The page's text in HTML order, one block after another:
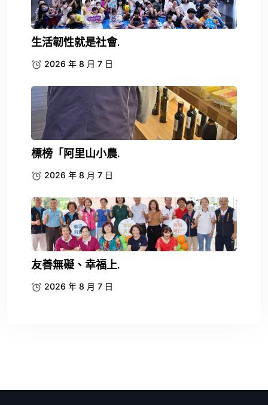
生活韌性就是社會.
2026 年 8 月 7 日
標榜「阿里山小農.
2026 年 8 月 7 日
友善無礙、幸福上.
2026 年 8 月 7 日